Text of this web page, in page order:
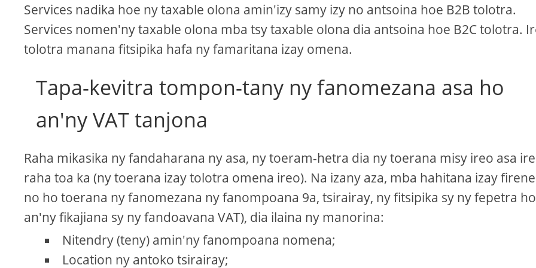
Services nadika hoe ny taxable olona amin'izy samy izy no antsoina hoe B2B tolotra.
Services nomen'ny taxable olona mba tsy taxable olona dia antsoina hoe B2C tolotra.
tolotra manana fitsipika hafa ny famaritana izay omena.
Tapa-kevitra tompon-tany ny fanomezana asa ho
an'ny VAT tanjona
Raha mikasika ny fandaharana ny asa, ny toeram-hetra dia ny toerana misy ireo asa
raha toa ka (ny toerana izay tolotra omena ireo). Na izany aza, mba hahitana izay
no ho toerana ny fanomezana ny fanompoana 9a, tsirairay, ny fitsipika sy ny fepetra ho
an'ny fikajiana sy ny fandoavana VAT), dia ilaina ny manorina:
Nitendry (teny) amin'ny fanompoana nomena;
Location ny antoko tsirairay;